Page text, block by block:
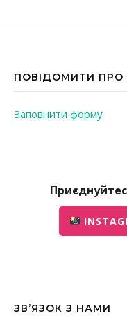
ПОВІДОМИТИ ПРО
Заповнити форму
ЗВ’ЯЗОК З НАМИ